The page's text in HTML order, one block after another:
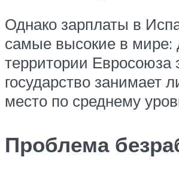
Однако зарплаты в
самые высокие в мире:
территории Евросоюза
государство занимает
место по среднему
Проблема